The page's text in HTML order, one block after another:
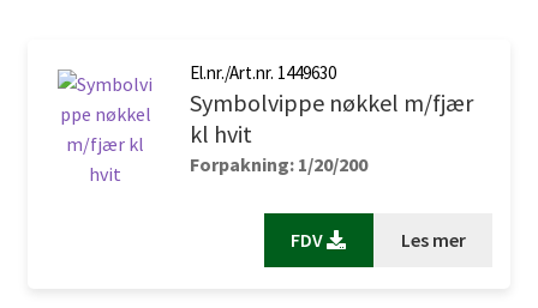
El.nr./Art.nr. 1449630
Symbolvippe nøkkel m/fjær
kl hvit
Forpakning: 1/20/200
FDV Les mer